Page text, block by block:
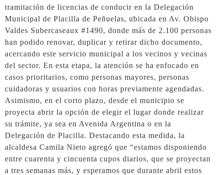
tramitación de licencias de conducir en la Delegación
Municipal de Placilla de Peñuelas, ubicada en Av. Obispo
Valdes Subercaseaux #1490, donde más de 2.100 personas
han podido renovar, duplicar y retirar dicho documento,
acercando este servicio municipal a los vecinos y vecinas
del sector. En esta etapa, la atención se ha enfocado en
casos prioritarios, como personas mayores, personas
cuidadoras y usuarios con horas previamente agendadas.
Asimismo, en el corto plazo, desde el municipio se
proyecta abrir la opción de elegir el lugar donde realizar
su trámite, ya sea en Avenida Argentina o en la
Delegación de Placilla. Destacando esta medida, la
alcaldesa Camila Nieto agregó que “estamos disponiendo
entre cuarenta y cincuenta cupos diarios, que se proyectan
a tres semanas más, y esperamos que durante abril estos